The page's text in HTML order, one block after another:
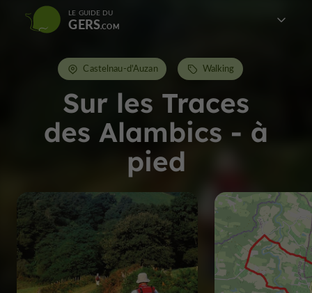
LE GUIDE DU
GERS
Sur les Traces
des Alambics - à
pied
Castelnau-d'Auzan Walking